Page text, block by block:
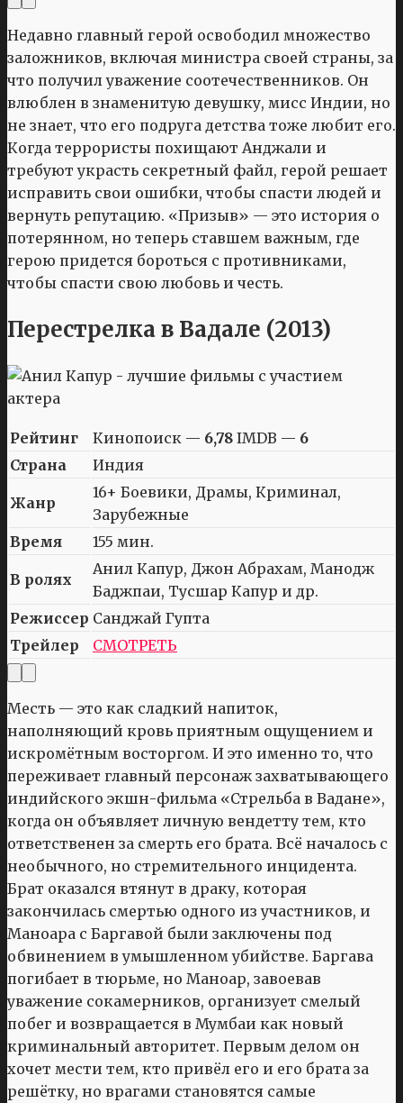
Недавно главный герой освободил множество
заложников, включая министра своей страны, за
что получил уважение соотечественников. Он
влюблен в знаменитую девушку, мисс Индии, но
не знает, что его подруга детства тоже любит его.
Когда террористы похищают Анджали и
требуют украсть секретный файл, герой решает
исправить свои ошибки, чтобы спасти людей и
вернуть репутацию. «Призыв» — это история о
потерянном, но теперь ставшем важным, где
герою придется бороться с противниками,
чтобы спасти свою любовь и честь.
Перестрелка в Вадале (2013)
Рейтинг Кинопоиск — 6,78 IMDB — 6
Страна
Индия
Жанр
16+ Боевики, Драмы, Криминал,
Зарубежные
Время
155 мин.
В ролях
Анил Капур, Джон Абрахам, Манодж
Баджпаи, Тусшар Капур и др.
Режиссер Санджай Гупта
Трейлер
СМОТРЕТЬ
Месть — это как сладкий напиток,
наполняющий кровь приятным ощущением и
искромётным восторгом. И это именно то, что
переживает главный персонаж захватывающего
индийского экшн-фильма «Стрельба в Вадане»,
когда он объявляет личную вендетту тем, кто
ответственен за смерть его брата. Всё началось с
необычного, но стремительного инцидента.
Брат оказался втянут в драку, которая
закончилась смертью одного из участников, и
Маноара с Баргавой были заключены под
обвинением в умышленном убийстве. Баргава
погибает в тюрьме, но Маноар, завоевав
уважение сокамерников, организует смелый
побег и возвращается в Мумбаи как новый
криминальный авторитет. Первым делом он
хочет мести тем, кто привёл его и его брата за
решётку, но врагами становятся самые